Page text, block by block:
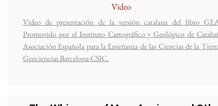
Video
Video de presentación de la versión catalana del libro
Promovido por el Instituto Cartográfico y Geológico de
Asociación Española para la Enseñanza de las Ciencias de la
Geociencias Barcelona-CSIC.